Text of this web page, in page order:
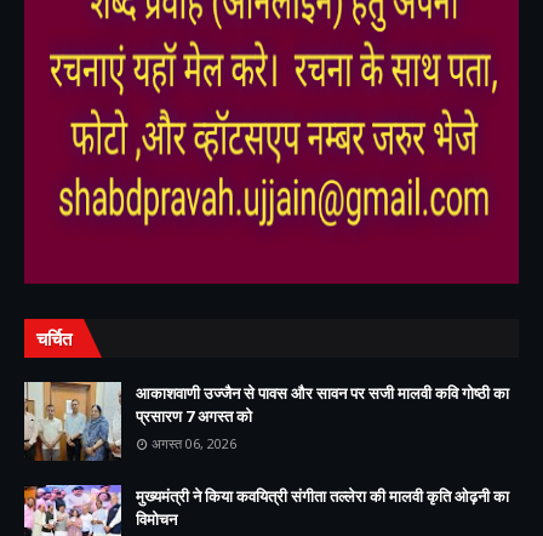
चर्चित
आकाशवाणी उज्जैन से पावस और सावन पर सजी मालवी कवि गोष्ठी का
प्रसारण 7 अगस्त को
अगस्त 06, 2026
मुख्यमंत्री ने किया कवयित्री संगीता तल्लेरा की मालवी कृति ओढ़नी का
विमोचन